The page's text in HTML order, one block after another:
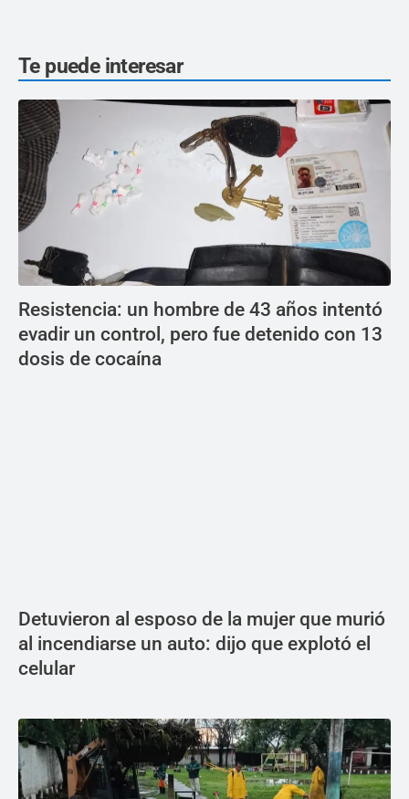
Te puede interesar
Resistencia: un hombre de 43 años intentó
evadir un control, pero fue detenido con 13
dosis de cocaína
Detuvieron al esposo de la mujer que murió
al incendiarse un auto: dijo que explotó el
celular